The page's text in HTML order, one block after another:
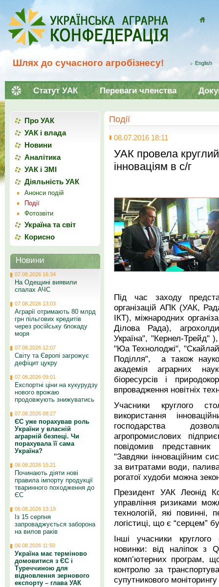
Шлях до сучасного агробізнесу! English
Статут УАК Переваги членства
Події
08.07.2016 18:11
УАК провела
інноваціям в с/г
Під час заходу
організацій АПК (УАК,
ІКТ), міжнародних
Ділова Рада),
Україна", "Кернел-Трейд"
"Юа Технолоджі",
Поділля", а також
академія аграрних
біоресурсів і
впровадження новітніх
Учасники круглого
використання
господарства
агропромислових
повідомив представник
"Завдяки інноваційним
за витратами води,
рогатої худоби можна
Президент УАК Леонід
управління ризиками
технологій, які
логістиці, що є “серцем”
Інші учасники круглого
новинки: від наліпок з
комп’ютерних програм,
контролю за
супутникового моніторингу
Про УАК
УАК і влада
Новини
Аналітика
УАК і ЗМІ
Діяльність УАК
Анонси подій
Події
Фотозвіти
Україна та світ
Корисно
Новини
07.08.2026 16:34
На Одещині виявили
спалах АЧС
07.08.2026 13:03
Аграрії отримають 80 млрд
грн пільгових кредитів
через російську блокаду
моря
07.08.2026 12:07
Світу та Європі загрожує
дефіцит цукру
07.08.2026 09:01
Експортні ціни на кукурудзу
нового врожаю
продовжують знижуватись
07.08.2026 08:27
ЄС уже порахував роль
України у власній
аграрній безпеці. Чи
порахувала її сама
Україна?
06.08.2026 15:21
Починають діяти нові
правила імпорту продукції
тваринного походження до
ЄС
06.08.2026 13:19
Із 15 серпня
запроваджується заборона
на вилов раків
06.08.2026 11:50
Україна має терміново
домовитися з ЄС і
Туреччиною для
відновлення зернового
експорту – глава УАК